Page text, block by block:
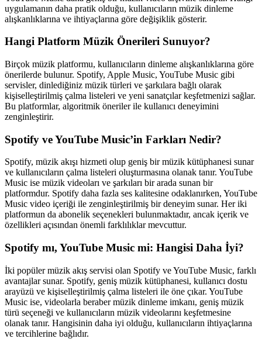
uygulamanın daha pratik olduğu, kullanıcıların müzik dinleme
alışkanlıklarına ve ihtiyaçlarına göre değişiklik gösterir.
Hangi Platform Müzik Önerileri Sunuyor?
Birçok müzik platformu, kullanıcıların dinleme alışkanlıklarına göre
önerilerde bulunur. Spotify, Apple Music, YouTube Music gibi
servisler, dinlediğiniz müzik türleri ve şarkılara bağlı olarak
kişiselleştirilmiş çalma listeleri ve yeni sanatçılar keşfetmenizi sağlar.
Bu platformlar, algoritmik öneriler ile kullanıcı deneyimini
zenginleştirir.
Spotify ve YouTube Music’in Farkları Nedir?
Spotify, müzik akışı hizmeti olup geniş bir müzik kütüphanesi sunar
ve kullanıcıların çalma listeleri oluşturmasına olanak tanır. YouTube
Music ise müzik videoları ve şarkıları bir arada sunan bir
platformdur. Spotify daha fazla ses kalitesine odaklanırken, YouTube
Music video içeriği ile zenginleştirilmiş bir deneyim sunar. Her iki
platformun da abonelik seçenekleri bulunmaktadır, ancak içerik ve
özellikleri açısından önemli farklılıklar mevcuttur.
Spotify mı, YouTube Music mi: Hangisi Daha İyi?
İki popüler müzik akış servisi olan Spotify ve YouTube Music, farklı
avantajlar sunar. Spotify, geniş müzik kütüphanesi, kullanıcı dostu
arayüzü ve kişiselleştirilmiş çalma listeleri ile öne çıkar. YouTube
Music ise, videolarla beraber müzik dinleme imkanı, geniş müzik
türü seçeneği ve kullanıcıların müzik videolarını keşfetmesine
olanak tanır. Hangisinin daha iyi olduğu, kullanıcıların ihtiyaçlarına
ve tercihlerine bağlıdır.